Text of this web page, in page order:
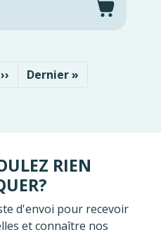
Page suivante
›› Dernière page
Dernier »
RIEN
d'envoi pour recevoir
et connaître nos